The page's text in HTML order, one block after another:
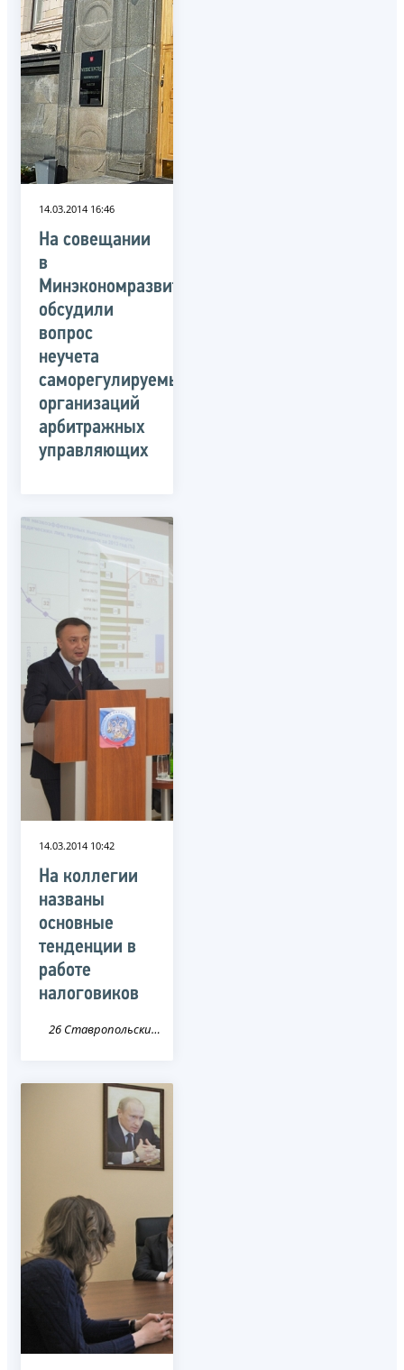
14.03.2014 16:46
На совещании
в
Минэкономразвития
обсудили
вопрос
неучета
саморегулируемых
организаций
арбитражных
управляющих
14.03.2014 10:42
На коллегии
названы
основные
тенденции в
работе
налоговиков
26 Ставропольский край